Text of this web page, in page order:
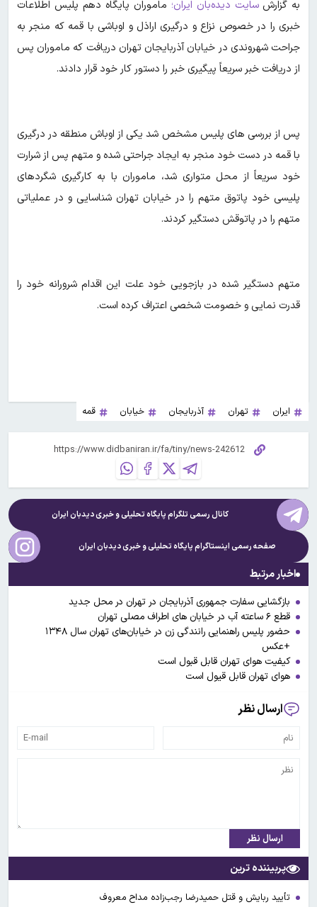
به گزارش سایت دیده‌بان ایران؛ ماموران پایگاه دهم پلیس اطلاعات
خبری را در خصوص نزاع و درگیری اراذل و اوباشی با قمه که منجر به
جراحت شهروندی در خیابان آذربایجان تهران دریافت که ماموران پس
از دریافت خبر سریعاً پیگیری خبر را دستور کار خود قرار دادند.
پس از بررسی های پلیس مشخص شد یکی از اوباش منطقه در درگیری
با قمه در دست خود منجر به ایجاد جراحتی شده و متهم پس از شرارت
خود سریعاً از محل متواری شد، ماموران با به کارگیری شگردهای
پلیسی خود پاتوق متهم را در خیابان تهران شناسایی و در عملیاتی
متهم را در پاتوقش دستگیر کردند.
متهم دستگیر شده در بازجویی خود علت این اقدام شرورانه خود را
قدرت نمایی و خصومت شخصی اعتراف کرده است.
ایران تهران آذربایجان خیابان قمه
کانال رسمی تلگرام پایگاه تحلیلی و خبریدیدبان ایران
صفحه رسمی اینستاگرام پایگاه تحلیلی و خبریدیدبان ایران
اخبار مرتبط
بازگشایی سفارت جمهوری آذربایجان در تهران در محل جدید
قطع ۶ ساعته آب در خیابان های اطراف مصلی تهران
حضور پلیس راهنمایی رانندگی زن در خیابان‌های تهران سال ۱۳۴۸
+عکس
کیفیت هوای تهران قابل قبول است
هوای تهران قابل قیول است
ارسال نظر
ارسال نظر
پربیننده ترین
تأیید ربایش و قتل حمیدرضا رجب‌زاده مداح معروف